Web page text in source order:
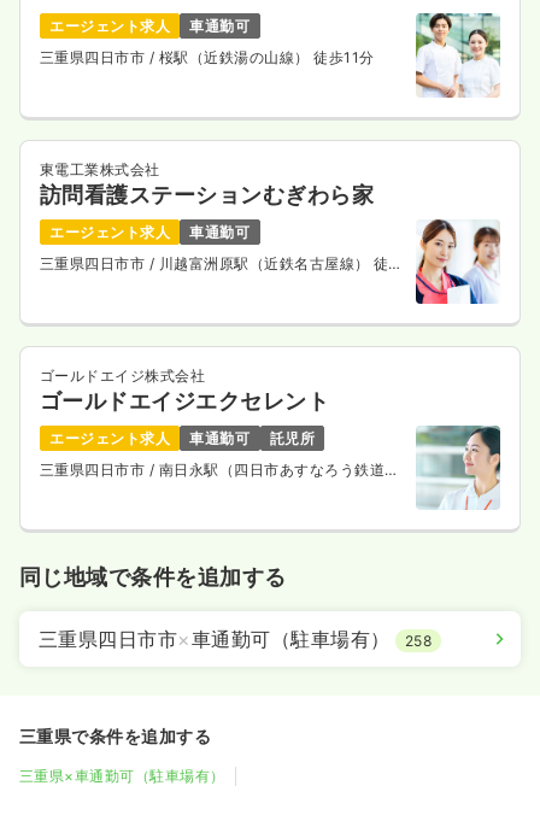
エージェント求人
車通勤可
三重県四日市市 / 桜駅（近鉄湯の山線） 徒歩11分
東電工業株式会社
訪問看護ステーションむぎわら家
エージェント求人
車通勤可
三重県四日市市 / 川越富洲原駅（近鉄名古屋線） 徒歩
ゴールドエイジ株式会社
ゴールドエイジエクセレント
エージェント求人 車通勤可
託児所
三重県四日市市 / 南日永駅（四日市あすなろう鉄道内
同じ地域で条件を追加する
三重県四日市市×車通勤可（駐車場有） 258
三重県で条件を追加する
三重県×車通勤可（駐車場有）